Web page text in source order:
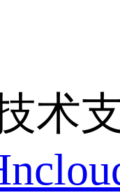
术